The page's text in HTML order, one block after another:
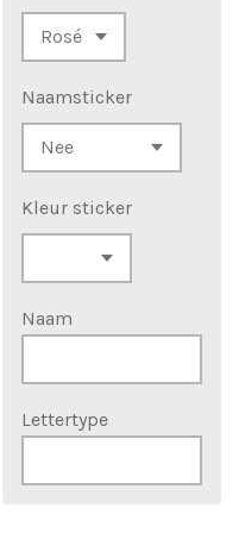
Naamsticker
Kleur sticker
Naam
Lettertype